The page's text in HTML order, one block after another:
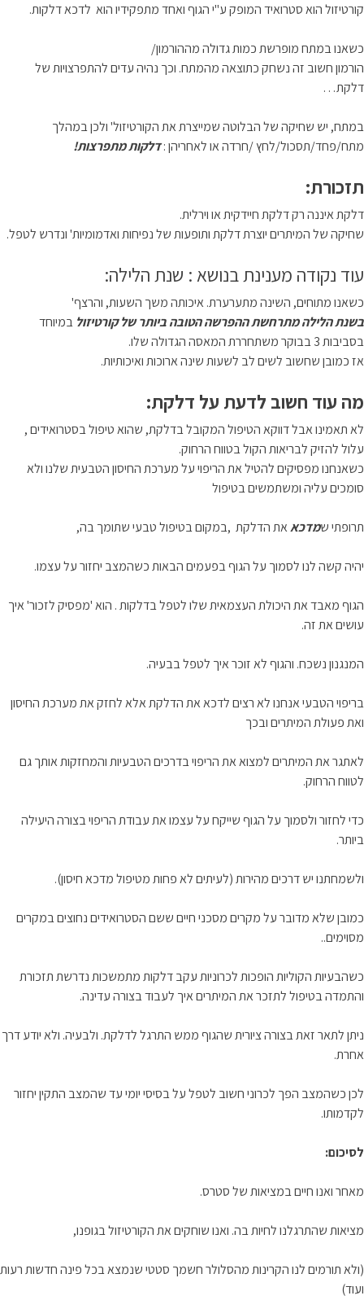
קורטיזול הוא סטרואיד המופק ע"י הגוף ואחד מתפקידיו הוא לדכא דלקות.
כשאנו במתח מופרשת כמות גדולה מההורמון/
הורמון חשוב זה נשחק כתוצאה מהמתח. וכך נהיה עדים להתפרצויות של
דלקת…
במתח, יש שחיקה של הבלוטה שמייצרת את הקורטיזול' ולכן במהלך
מתח/פחד/תסכול/לחץ /חרדה או לאחריהן :דלקות מתפרצות!
תזכורת:
דלקת איננה רק דלקת חיידקית או וירלית.
שחיקה של המיתרים יוצרת דלקת ותופעות של נפיחות ואדמומיות' ונדרש לטפל.
עוד נקודה מענינת בנושא : שנת הלילה:
כשאנו מתוחים, השינה מתערערת. איכותה משך השעות, והרצף'
בשנת הלילה מתרחשת ההפרשה הטובה ביותר של קורטיזול במיוחד
בסביבות 3 בבוקר משתחררת המאסה הגדולה שלו.
אז כמובן שחשוב לשים לב לשעות שינה ארוכות ואיכותיות.
מה עוד חשוב לדעת על דלקת:
לא תאמינו אבל דווקא הטיפול המקובל בדלקת, שהוא טיפול בסטרואידים ,
עלול להזיק לבריאות הקול בטווח הרחוק.
כשאנחנו מפסיקים להטיל את הריפוי על מערכת החיסון הטבעית שלנו ולא
סומכים עליה ומשתמשים בטיפול
תרופתי שמדכאאת הדלקת ,במקום בטיפול טבעי שתומך בה,
יהיה קשה לנו לסמוך על הגוף בפעמים הבאות כשהמצב יחזור על עצמו.
הגוף מאבד את היכולת העצמאית שלו לטפל בדלקות . הוא 'מפסיק לזכור' איך
עושים את זה.
המנגנון נשכח. והגוף לא זוכר איך לטפל בבעיה.
בריפוי הטבעי אנחנו לא רצים לדכא את הדלקת אלא לחזק את מערכת החיסון
ואת פעולת המיתרים ובכך
לאתגר את המיתרים למצוא את הריפוי בדרכים הטבעיות והמחזקות אותך גם
לטווח הרחוק.
כדי לחזור ולסמוך על הגוף שייקח על עצמו את עבודת הריפוי בצורה היעילה
ביותר.
ולשמחתנו יש דרכים מהירות (לעיתים לא פחות מטיפול מדכא חיסון).
כמובן שלא מדובר על מקרים מסכני חיים ששם הסטרואידים נחוצים במקרים
מסוימים..
כשהבעיות הקוליות הופכות לכרוניות עקב דלקות מתמשכות נדרשת תזכורת
והתמדה בטיפול לתזכר את המיתרים איך לעבוד בצורה עדינה.
ניתן לתאר זאת בצורה ציורית שהגוף ממש התרגל לדלקת. ולבעיה. ולא יודע דרך
אחרת.
לכן כשהמצב הפך לכרוני חשוב לטפל על בסיסי יומי עד שהמצב התקין יחזור
לקדמותו.
לסיכום:
מאחר ואנו חיים במציאות של סטרס.
מציאות שהתרגלנו לחיות בה. ואנו שוחקים את הקורטיזול בגופנו,
(ולא תורמים לנו הקרינות מהסלולר חשמך סטטי שנמצא בכל פינה חדשות רעות
ועוד)